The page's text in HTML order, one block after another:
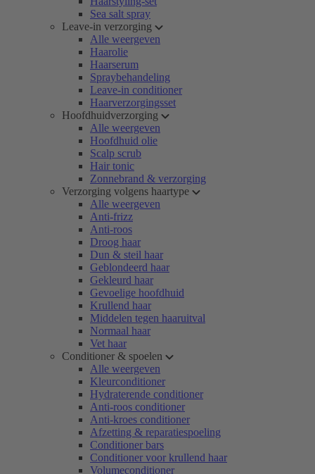
Sea salt spray
Leave-in verzorging
Alle weergeven
Haarolie
Haarserum
Spraybehandeling
Leave-in conditioner
Haarverzorgingsset
Hoofdhuidverzorging
Alle weergeven
Hoofdhuid olie
Scalp scrub
Hair tonic
Zonnebrand & verzorging
Verzorging volgens haartype
Alle weergeven
Anti-frizz
Anti-roos
Droog haar
Dun & steil haar
Geblondeerd haar
Gekleurd haar
Gevoelige hoofdhuid
Krullend haar
Middelen tegen haaruitval
Normaal haar
Vet haar
Conditioner & spoelen
Alle weergeven
Kleurconditioner
Hydraterende conditioner
Anti-roos conditioner
Anti-kroes conditioner
Afzetting & reparatiespoeling
Conditioner bars
Conditioner voor krullend haar
Volumeconditioner